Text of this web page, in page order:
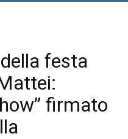
festa
firmato